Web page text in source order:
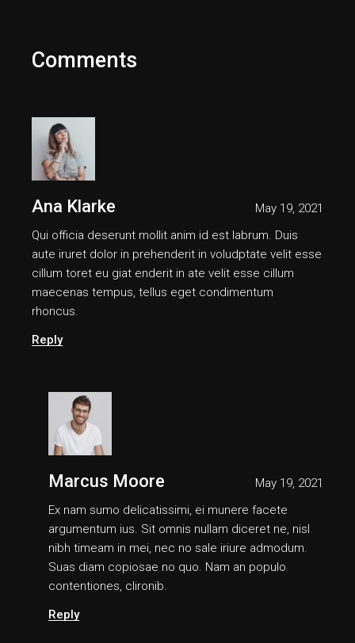
Comments
Ana Klarke
May 19, 2021
Qui officia deserunt mollit anim id est labrum. Duis
aute iruret dolor in prehenderit in voludptate velit esse
cillum toret eu giat enderit in ate velit esse cillum
maecenas tempus, tellus eget condimentum
rhoncus.
Reply
Marcus Moore
May 19, 2021
Ex nam sumo delicatissimi, ei munere facete
argumentum ius. Sit omnis nullam diceret ne, nisl
nibh timeam in mei, nec no sale iriure admodum.
Suas diam copiosae no quo. Nam an populo
contentiones, clironib.
Reply